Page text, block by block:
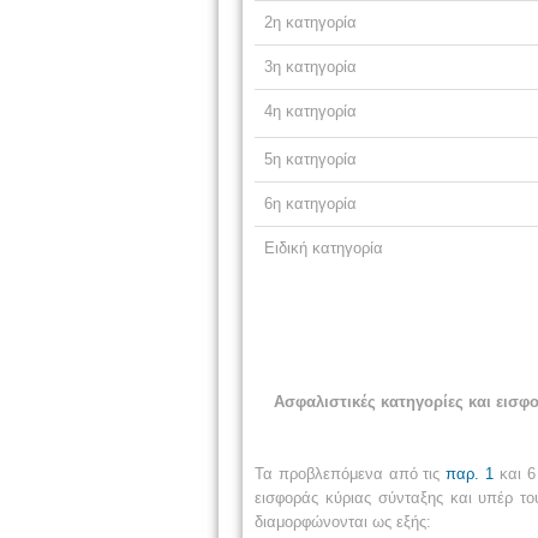
2η κατηγορία
3η κατηγορία
4η κατηγορία
5η κατηγορία
6η κατηγορία
Ειδική κατηγορία
Ασφαλιστικές κατηγορίες και
Τα προβλεπόμενα από τιςπαρ. 1 και
εισφοράς κύριας σύνταξης και υπέρ
διαμορφώνονται ως εξής: